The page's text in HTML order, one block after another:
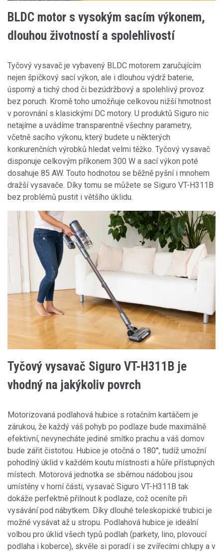
BLDC motor s vysokým sacím výkonem,
dlouhou životností a spolehlivostí
Tyčový vysavač je vybavený BLDC motorem zaručujícím
nejen špičkový sací výkon, ale i dlouhou výdrž baterie,
úsporný a tichý chod či bezúdržbový a spolehlivý provoz
bez poruch. Kromě toho umožňuje celkovou nižší hmotnost
v porovnání s klasickými DC motory. U produktů Siguro nic
netajíme a uvádíme transparentně všechny parametry,
včetně sacího výkonu, který budete u některých
konkurenčních výrobků hledat velmi těžko. Tyčový vysavač
disponuje celkovým příkonem 300 W a sací výkon poté
dosahuje 85 AW. Touto hodnotou se běžně pyšní i mnohem
dražší vysavače. Díky tomu se můžete se Siguro VT-H311B
bez problémů pustit i většího úklidu.
Tyčový vysavač Siguro VT-H311B je
vhodný na jakýkoliv povrch
Motorizovaná podlahová hubice s rotačním kartáčem je
zárukou, že každý váš pohyb po podlaze bude maximálně
efektivní, nevynecháte jediné smítko prachu a váš domov
bude zářit čistotou. Hubice je otočná o 180°, tudíž umožní
pohodlný úklid v každém koutu místnosti a hůře přístupných
místech. Motorová jednotka se sběrnou nádobou jsou
umístěny v horní části, vysavač Siguro VT-H311B tak
dokáže perfektně přilnout k podlaze, což oceníte při
vysávání pod nábytkem. Díky dlouhé teleskopické trubici je
možné vysávat až u stropu. Podlahová hubice je ideální
volbou pro úklid všech typů podlah (parkety, lino, plovoucí
podlaha i koberce), skvěle si poradí i se zvířecími chlupy a v